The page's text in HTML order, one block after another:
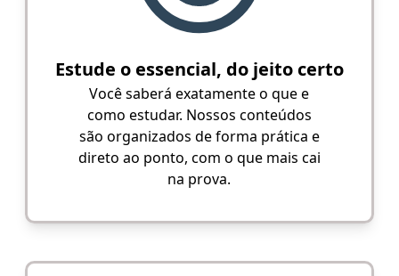
Estude o essencial, do jeito certo
Você saberá exatamente o que e
como estudar. Nossos conteúdos
são organizados de forma prática e
direto ao ponto, com o que mais cai
na prova.